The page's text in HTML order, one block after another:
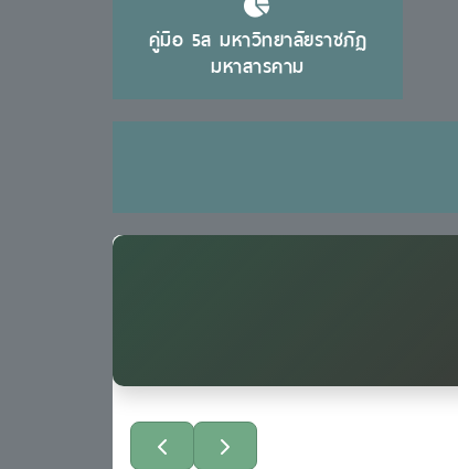
คู่มือ 5ส มหาวิทยาลัยราชภัฏ
มหาสารคาม